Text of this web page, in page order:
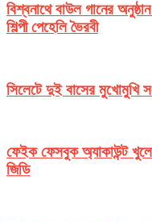
বিশ্বনাথে বাউল গানের
শিল্পী পেহেলি ভৈরবী
সিলেটে দুই বাসের মুখোমুখি
ফেইক ফেসবুক অ্যাকাউন্ট খুলে
জিডি